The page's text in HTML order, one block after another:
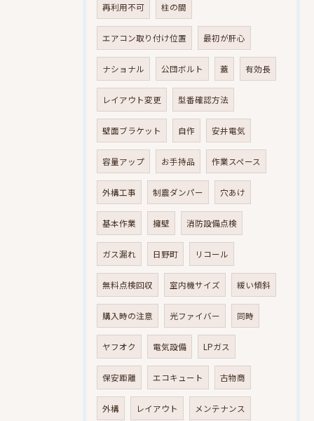
再利用不可 柱の間
エアコン取り付け位置 最初が肝心
ナショナル 公団ボルト 蓋 有効長
レイアウト変更 型番確認方法
壁面ブラケット 自作 安井電気
容量アップ お手持品 作業スペース
外構工事 制震ダンパー 穴あけ
基本作業 擁壁 消防設備点検
ガス漏れ 日野町 リコール
無料点検回収 室内機サイズ 緩い傾斜
購入時の注意 光ファイバー 同時
ヤフオク 電気設備 LPガス
保安距離 エコキュート 古物商
外構 レイアウト メンテナンス